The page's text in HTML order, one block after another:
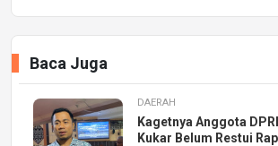
Baca Juga
DAERAH
Kagetnya Anggota
Kukar Belum Restui